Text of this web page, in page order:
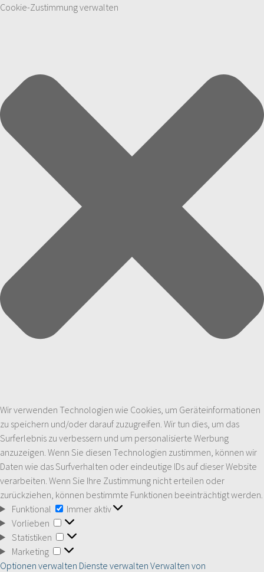
Cookie-Zustimmung verwalten
Wir verwenden Technologien wie Cookies, um Geräteinformationen
zu speichern und/oder darauf zuzugreifen. Wir tun dies, um das
Surferlebnis zu verbessern und um personalisierte Werbung
anzuzeigen. Wenn Sie diesen Technologien zustimmen, können wir
Daten wie das Surfverhalten oder eindeutige IDs auf dieser Website
verarbeiten. Wenn Sie Ihre Zustimmung nicht erteilen oder
zurückziehen, können bestimmte Funktionen beeinträchtigt werden.
Funktional
Funktional
Immer aktiv
Vorlieben
Vorlieben
Statistiken
Statistiken
Marketing
Marketing
Optionen verwalten Dienste verwalten Verwalten von